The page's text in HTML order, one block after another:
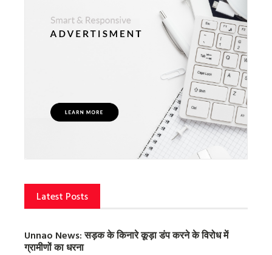
Latest Posts
Unnao News: सड़क के किनारे कूड़ा डंप करने के विरोध में
ग्रामीणों का धरना